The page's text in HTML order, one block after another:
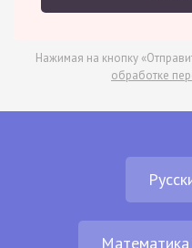
Нажимая на кнопку
обработке